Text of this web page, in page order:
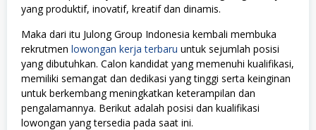
yang produktif, inovatif, kreatif dan dinamis.
Maka dari itu Julong Group Indonesia kembali membuka
rekrutmen lowongan kerja terbaru untuk sejumlah posisi
yang dibutuhkan. Calon kandidat yang memenuhi kualifikasi,
memiliki semangat dan dedikasi yang tinggi serta keinginan
untuk berkembang meningkatkan keterampilan dan
pengalamannya. Berikut adalah posisi dan kualifikasi
lowongan yang tersedia pada saat ini.